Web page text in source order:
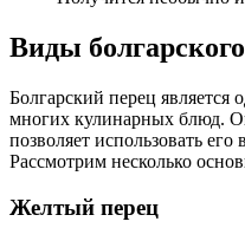
Виды
Болгарский перец
многих кулинарных блюд.
позволяет использовать
Рассмотрим несколько
Желтый перец